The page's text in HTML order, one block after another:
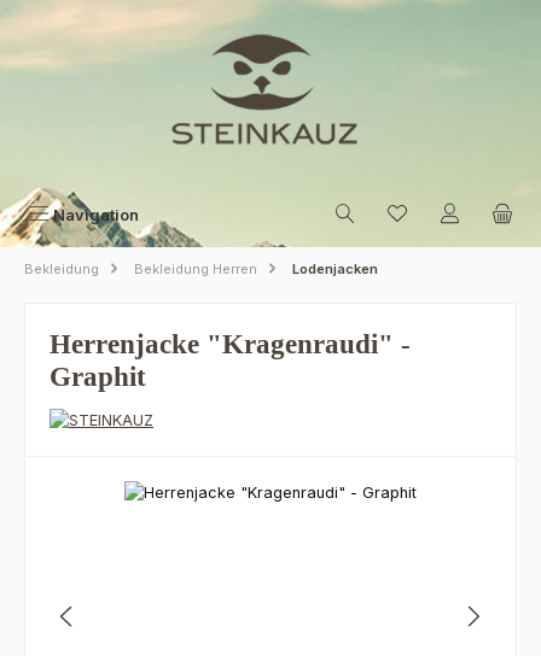
Zum Hauptinhalt springen
Navigation
Bekleidung Bekleidung Herren Lodenjacken
Herrenjacke "Kragenraudi" -
Graphit
Bildergalerie überspringen